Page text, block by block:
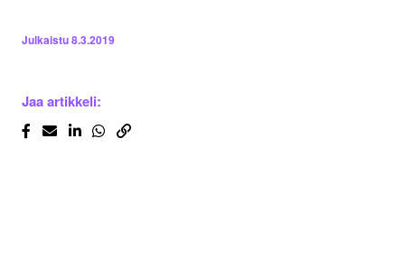
Julkaistu8.3.2019
Jaa artikkeli: